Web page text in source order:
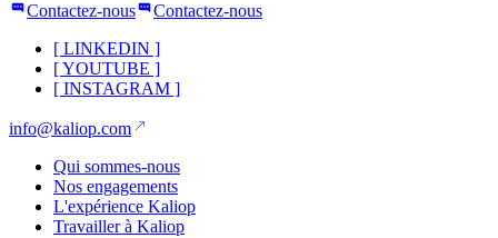
Contactez-nous
Contactez-nous
[ LINKEDIN ]
[YOUTUBE ]
[ INSTAGRAM ]
info@kaliop.com
Qui sommes-nous
Nos engagements
L'expérience Kaliop
Travailler à Kaliop